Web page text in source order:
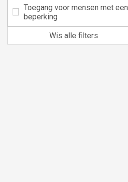
Toegang voor mensen met een
beperking
Wis alle filters